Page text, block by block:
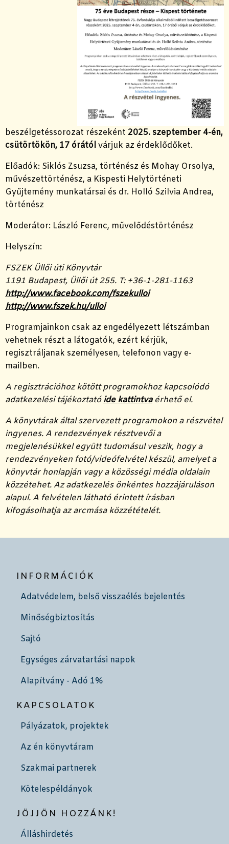
beszélgetéssorozat részeként 2025. szeptember 4-én,
csütörtökön, 17 órátólvárjuk az érdeklődőket.
Előadók: Siklós Zsuzsa, történész és Mohay Orsolya,
művészettörténész, a Kispesti Helytörténeti
Gyűjtemény munkatársai és dr. Holló Szilvia Andrea,
történész
Moderátor: László Ferenc, művelődéstörténész
Helyszín:
FSZEK Üllői úti Könyvtár
1191 Budapest, Üllői út 255. T: +36-1-281-1163
http://www.facebook.com/fszekulloi
http://www.fszek.hu/ulloi
Programjainkon csak az engedélyezett létszámban
vehetnek részt a látogatók, ezért kérjük,
regisztráljanak személyesen, telefonon vagy e-
mailben.
A regisztrációhoz kötött programokhoz kapcsolódó
adatkezelési tájékoztatóide kattintvaérhető el.
A könyvtárak által szervezett programokon a részvétel
ingyenes. A rendezvények résztvevői a
megjelenésükkel együtt tudomásul veszik, hogy a
rendezvényeken fotó/videófelvétel készül, amelyet a
könyvtár honlapján vagy a közösségi média oldalain
közzétehet. Az adatkezelés önkéntes hozzájáruláson
alapul. A felvételen látható érintett írásban
kifogásolhatja az arcmása közzétételét.
INFORMÁCIÓK
Adatvédelem, belső visszaélés bejelentés
Minőségbiztosítás
Sajtó
Egységes zárvatartási napok
Alapítvány - Adó 1%
KAPCSOLATOK
Pályázatok, projektek
Az én könyvtáram
Szakmai partnerek
Kötelespéldányok
JÖJJÖN HOZZÁNK!
Álláshirdetés